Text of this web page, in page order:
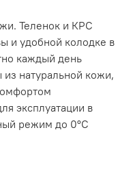
Теленок и КРС
и удобной колодке в
каждый день
натуральной кожи,
эксплуатации в
режим до 0°C